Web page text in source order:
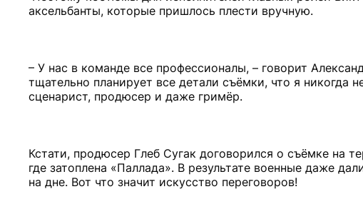
аксельбанты, которые пришлось плести вручную.
– У нас в команде все профессионалы, – говорит
тщательно планирует все детали съёмки, что я никогда
сценарист, продюсер и даже гримёр.
Кстати, продюсер Глеб Сугак договорился о съёмке на
где затоплена «Паллада». В результате военные даже
на дне. Вот что значит искусство переговоров!